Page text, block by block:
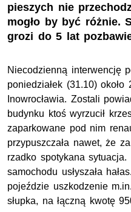
pieszych nie
mogło by być różnie.
grozi do 5 lat
Niecodzienną interwencję
poniedziałek (31.10)
Inowrocławia. Zostali
budynku ktoś wyrzucił
zaparkowane pod nim
przypuszczała nawet, że
rzadko spotykana sytuacja.
samochodu usłyszała
pojeździe uszkodzenie
słupka, na łączną kwotę